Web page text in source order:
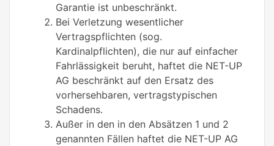
Garantie ist unbeschränkt.
Bei Verletzung wesentlicher
Vertragspflichten (sog.
Kardinalpflichten), die nur auf einfacher
Fahrlässigkeit beruht, haftet die NET-UP
AG beschränkt auf den Ersatz des
vorhersehbaren, vertragstypischen
Schadens.
Außer in den in den Absätzen 1 und 2
genannten Fällen haftet die NET-UP AG